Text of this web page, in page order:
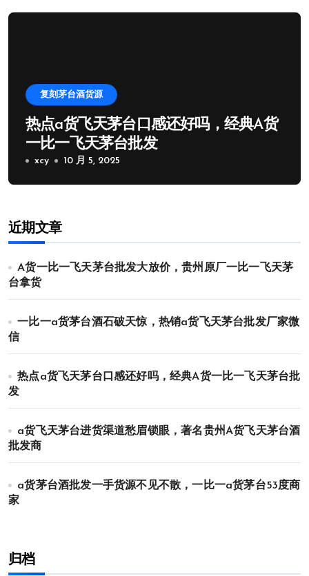
复刻茅台酒货源
热点a货飞天茅台口感还好吗，经典A货
一比一飞天茅台批发
xcy 10 月 5, 2025
近期文章
A货一比一飞天茅台批发大放价，贵州原厂一比一飞天茅
台拿货
一比一a货茅台酒石破天惊，热销a货飞天茅台批发厂家微
信
热点a货飞天茅台口感还好吗，经典A货一比一飞天茅台批
发
a货飞天茅台进货渠道愁眉锁眼，著名贵州A货飞天茅台酒
批发商
a货茅台酒批发一手货源不见不散，一比一a货茅台53度商
家
归档